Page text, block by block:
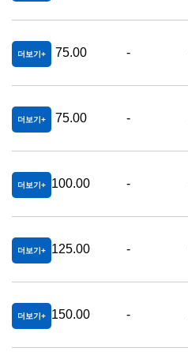
더보기 75.00 -
더보기 75.00 -
더보기 100.00 -
더보기 125.00 -
더보기 150.00 -